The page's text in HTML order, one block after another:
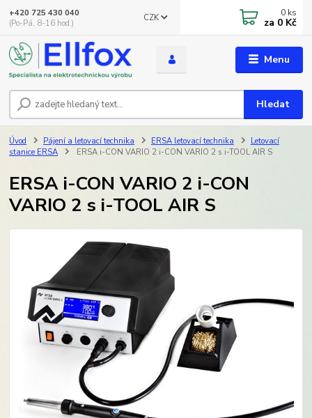
Menu
CZK
Hledat
+420 725 430 040
(Po-Pá, 8-16 hod.)
0 ks
za 0 Kč
Úvod Pájení a letovací technika ERSA letovací technika
Letovací
stanice ERSA
ERSA i-CON VARIO 2 i-CON VARIO 2 s i-TOOL AIR S
ERSA i-CON VARIO 2 i-CON
VARIO 2 s i-TOOL AIR S